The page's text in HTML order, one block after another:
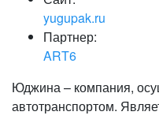
yugupak.ru
Партнер:
ART6
Юджина – компания,
автотранспортом.